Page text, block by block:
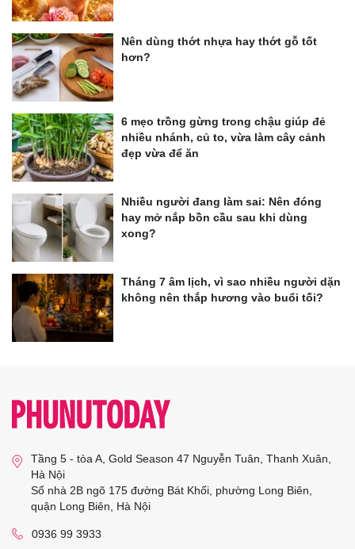
Nên dùng thớt nhựa hay thớt gỗ tốt
hơn?
6 mẹo trồng gừng trong chậu giúp đẻ
nhiều nhánh, củ to, vừa làm cây cảnh
đẹp vừa để ăn
Nhiều người đang làm sai: Nên đóng
hay mở nắp bồn cầu sau khi dùng
xong?
Tháng 7 âm lịch, vì sao nhiều người dặn
không nên thắp hương vào buổi tối?
Tầng 5 - tòa A, Gold Season 47 Nguyễn Tuân, Thanh Xuân,
Hà Nội
Số nhà 2B ngõ 175 đường Bát Khối, phường Long Biên,
quận Long Biên, Hà Nội
0936 99 3933